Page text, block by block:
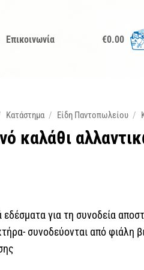
Επικοινωνία €0.00
Κατάστημα / Είδη Παντοπωλείου /
καλάθι
εδέσματα για τη συνοδεία
συνοδεύονται από φιάλη